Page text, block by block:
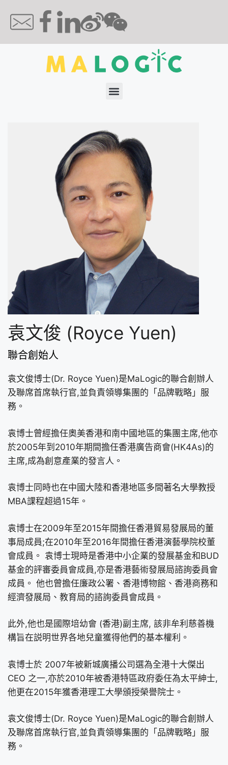
袁文俊 (Royce Yuen)
聯合創始人
袁文俊博士(Dr. Royce Yuen)是MaLogic的聯合創辦人
及聯席首席執行官,並負責領導集團的「品牌戰略」服
務。
袁博士曾經擔任奧美香港和南中國地區的集團主席,他亦
於2005年到2010年期間擔任香港廣告商會(HK4As)的
主席,成為創意產業的發言人。
袁博士同時也在中國大陸和香港地區多間著名大學教授
MBA課程超過15年。
袁博士在2009年至2015年間擔任香港貿易發展局的董
事局成員;在2010年至2016年間擔任香港演藝學院校董
會成員。 袁博士現時是香港中小企業的發展基金和BUD
基金的評審委員會成員,亦是香港藝術發展局諮詢委員會
成員。 他也曾擔任廉政公署、香港博物館、香港商務和
經濟發展局、教育局的諮詢委員會成員。
此外,他也是國際培幼會 (香港)副主席, 該非牟利慈善機
構旨在説明世界各地兒童獲得他們的基本權利。
袁博士於 2007年被新城廣播公司選為全港十大傑出
CEO 之一,亦於2010年被香港特區政府委任為太平紳士,
他更在2015年獲香港理工大學頒授榮譽院士。
袁文俊博士(Dr. Royce Yuen)是MaLogic的聯合創辦人
及聯席首席執行官,並負責領導集團的「品牌戰略」服
務。